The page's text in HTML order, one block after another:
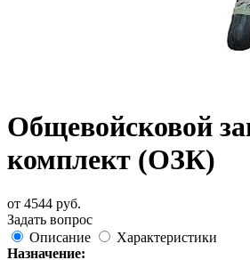
Общевойсковой
комплект (ОЗК)
от 4544 руб.
Задать вопрос
Описание
Характеристики
Назначение: